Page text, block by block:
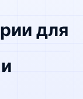
для